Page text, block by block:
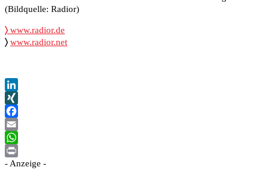
(Bildquelle: Radior)
〉 www.radior.de
〉 www.radior.net
LinkedIn
XING
Facebook
Email
WhatsApp
Print
- Anzeige -